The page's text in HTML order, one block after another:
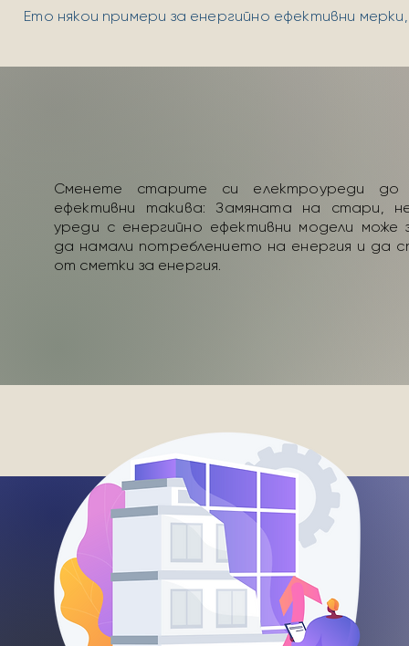
Ето някои примери за енергийно ефективни
Сменете старите си електроуреди до
ефективни такива: Замяната на стари,
уреди с енергийно ефективни модели може
да намали потреблението на енергия и да
от сметки за енергия.